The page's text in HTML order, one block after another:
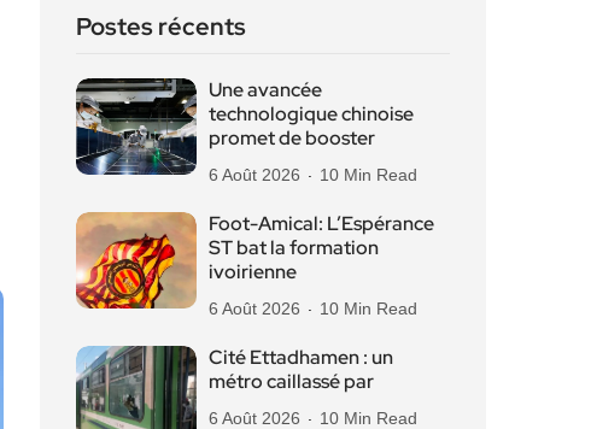
Postes récents
Une avancée
technologique chinoise
promet de booster
6 Août 2026 10 Min Read
Foot-Amical: L’Espérance
ST bat la formation
ivoirienne
6 Août 2026 10 Min Read
Cité Ettadhamen : un
métro caillassé par
6 Août 2026 10 Min Read